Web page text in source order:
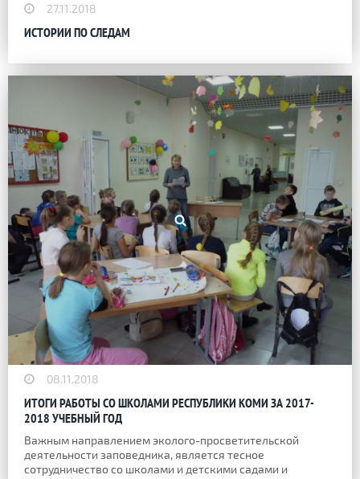
27.11.2018
ИСТОРИИ ПО СЛЕДАМ
08.11.2018
ИТОГИ РАБОТЫ СО ШКОЛАМИ РЕСПУБЛИКИ КОМИ ЗА 2017-
2018 УЧЕБНЫЙ ГОД
Важным направлением эколого-просветительской
деятельности заповедника, является тесное
сотрудничество со школами и детскими садами и